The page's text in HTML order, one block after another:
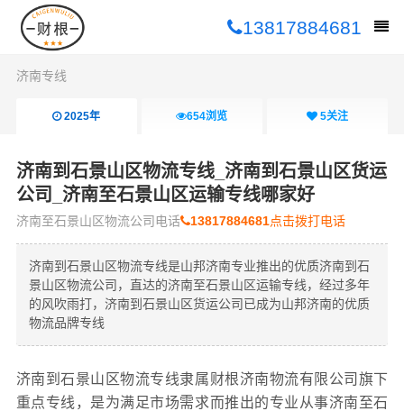
13817884681
济南专线
2025年 654浏览 5关注
济南到石景山区物流专线_济南到石景山区货运
公司_济南至石景山区运输专线哪家好
济南至石景山区物流公司电话 13817884681点击拨打电话
济南到石景山区物流专线是山邦济南专业推出的优质济南到石
景山区物流公司，直达的济南至石景山区运输专线，经过多年
的风吹雨打，济南到石景山区货运公司已成为山邦济南的优质
物流品牌专线
济南到石景山区物流专线隶属财根济南物流有限公司旗下
重点专线，是为满足市场需求而推出的专业从事济南至石